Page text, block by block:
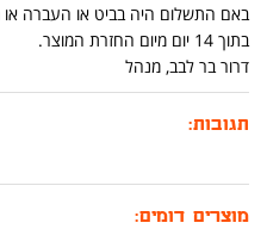
באם התשלום היה בביט או העברה או
בתוך 14 יום מיום החזרת המוצר.
דרור בר לבב, מנהל
תגובות:
מוצרים דומים: